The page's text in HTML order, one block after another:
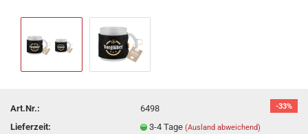
-33%
Art.Nr.:
6498
Lieferzeit:
3-4 Tage(Ausland abweichend)